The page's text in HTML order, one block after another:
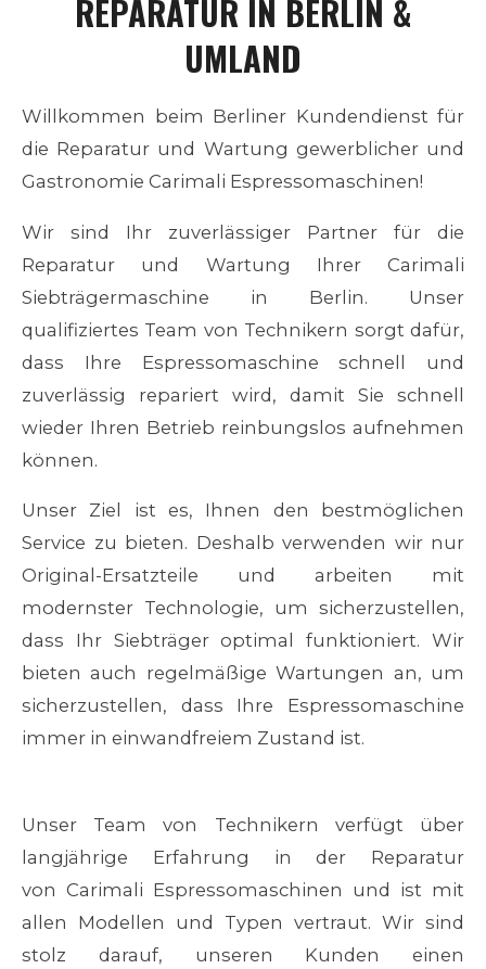
REPARATUR IN BERLIN &
UMLAND
Willkommen beim Berliner Kundendienst für
die Reparatur und Wartung gewerblicher und
Gastronomie Carimali Espressomaschinen!
Wir sind Ihr zuverlässiger Partner für die
Reparatur und Wartung Ihrer Carimali
Siebträgermaschine in Berlin. Unser
qualifiziertes Team von Technikern sorgt dafür,
dass Ihre Espressomaschine schnell und
zuverlässig repariert wird, damit Sie schnell
wieder Ihren Betrieb reinbungslos aufnehmen
können.
Unser Ziel ist es, Ihnen den bestmöglichen
Service zu bieten. Deshalb verwenden wir nur
Original-Ersatzteile und arbeiten mit
modernster Technologie, um sicherzustellen,
dass Ihr Siebträger optimal funktioniert. Wir
bieten auch regelmäßige Wartungen an, um
sicherzustellen, dass Ihre Espressomaschine
immer in einwandfreiem Zustand ist.
Unser Team von Technikern verfügt über
langjährige Erfahrung in der Reparatur
von Carimali Espressomaschinen und ist mit
allen Modellen und Typen vertraut. Wir sind
stolz darauf, unseren Kunden einen